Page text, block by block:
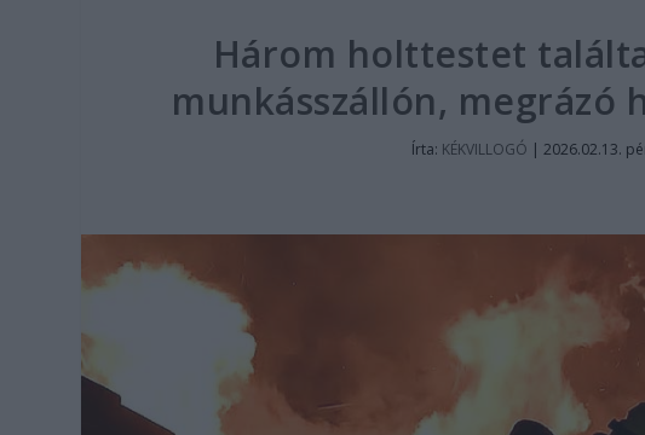
Három holttestet
munkásszállón, megrázó
Írta: KÉKVILLOGÓ |2026.02.13.